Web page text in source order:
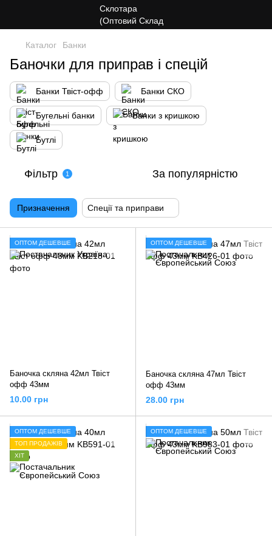
Каталог Банки
Баночки для приправ і спецій
Банки Твіст-офф Банки СКО
Бугельні банки Банки з кришкою
Бутлі
Фільтр 1 За популярністю
Призначення Спеції та приправи
ОПТОМ ДЕШЕВШЕ
Баночка скляна 42мл Твіст
офф 43мм
10.00 грн
ОПТОМ ДЕШЕВШЕ
Баночка скляна 47мл Твіст
офф 43мм
28.00 грн
ОПТОМ ДЕШЕВШЕ
ТОП ПРОДАЖІВ
ХІТ
ОПТОМ ДЕШЕВШЕ